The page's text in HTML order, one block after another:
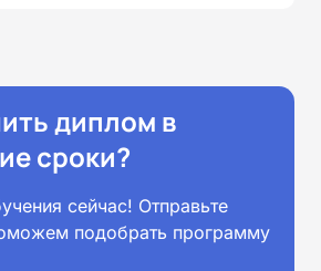
диплом в
сроки?
сейчас! Отправьте
подобрать программу